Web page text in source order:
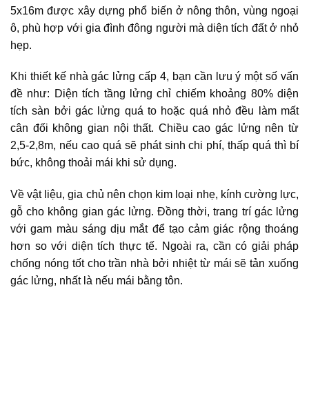
5x16m được xây dựng phổ biến ở nông thôn, vùng ngoại
ô, phù hợp với gia đình đông người mà diện tích đất ở nhỏ
hẹp.
Khi thiết kế nhà gác lửng cấp 4, bạn cần lưu ý một số vấn
đề như: Diện tích tầng lửng chỉ chiếm khoảng 80% diện
tích sàn bởi gác lửng quá to hoặc quá nhỏ đều làm mất
cân đối không gian nội thất. Chiều cao gác lửng nên từ
2,5-2,8m, nếu cao quá sẽ phát sinh chi phí, thấp quá thì bí
bức, không thoải mái khi sử dụng.
Về vật liệu, gia chủ nên chọn kim loại nhẹ, kính cường lực,
gỗ cho không gian gác lửng. Đồng thời, trang trí gác lửng
với gam màu sáng dịu mắt để tạo cảm giác rộng thoáng
hơn so với diện tích thực tế. Ngoài ra, cần có giải pháp
chống nóng tốt cho trần nhà bởi nhiệt từ mái sẽ tản xuống
gác lửng, nhất là nếu mái bằng tôn.